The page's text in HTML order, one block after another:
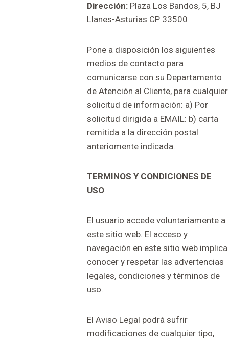
Dirección: Plaza Los Bandos, 5, BJ
Llanes-Asturias CP 33500
Pone a disposición los siguientes
medios de contacto para
comunicarse con su Departamento
de Atención al Cliente, para cualquier
solicitud de información: a) Por
solicitud dirigida a EMAIL: b) carta
remitida a la dirección postal
anteriomente indicada.
TERMINOS Y CONDICIONES DE
USO
El usuario accede voluntariamente a
este sitio web. El acceso y
navegación en este sitio web implica
conocer y respetar las advertencias
legales, condiciones y términos de
uso.
El Aviso Legal podrá sufrir
modificaciones de cualquier tipo,